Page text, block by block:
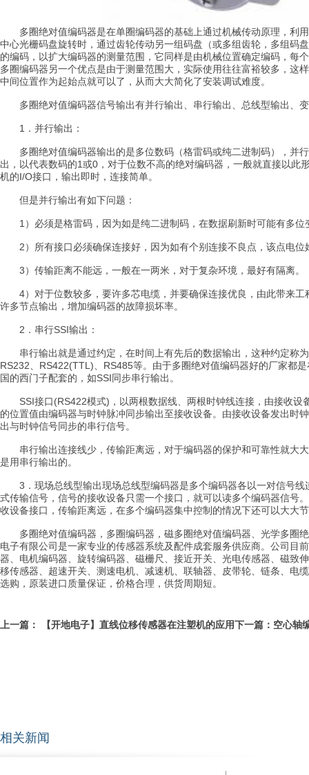
多圈绝对值编码器是在单圈编码器的基础上通过机械传动原理，利
中心光栅码盘旋转时，通过齿轮传动另一组码盘（或多组齿轮，多组码
的编码，以扩大编码器的测量范围，它同样是由机械位置确定编码，每
多圈编码器另一个优点是由于测量范围大，实际使用往往富裕较多，这
中间位置作为起始点就可以了，从而大大简化了安装调试难度。
多圈绝对值编码器信号输出有并行输出、串行输出、总线型输出、
1．并行输出：
多圈绝对值编码器输出的是多位数码（格雷码或纯二进制码），并
出，以代表数码的1或0，对于位数不高的绝对编码器，一般就直接以此
机的I/O接口，输出即时，连接简单。
但是并行输出有如下问题：
1）必须是格雷码，因为如是纯二进制码，在数据刷新时可能有多位
2）所有接口必须确保连接好，因为如有个别连接不良点，该点电位
3）传输距离不能远，一般在一两米，对于复杂环境，最好有隔离。
4）对于位数较多，要许多芯电缆，并要确保连接优良，由此带来工
许多节点输出，增加编码器的故障损坏率。
2．串行SSI输出：
串行输出就是通过约定，在时间上有先后的数据输出，这种约定称
RS232、RS422(TTL)、RS485等。由于多圈绝对值编码器好的厂家都
国的西门子配套的，如SSI同步串行输出。
SSI接口(RS422模式)，以两根数据线、两根时钟线连接，由接收设
的位置值由编码器与时钟脉冲同步输出至接收设备。由接收设备发出时
出与时钟信号同步的串行信号。
串行输出连接线少，传输距离远，对于编码器的保护和可靠性就大
是用串行输出的。
3．现场总线型输出现场总线型编码器是多个编码器各以一对信号线
式传输信号，信号的接收设备只需一个接口，就可以读多个编码器信号
收设备接口，传输距离远，在多个编码器集中控制的情况下还可以大大
多圈绝对值编码器，多圈编码器，磁多圈绝对值编码器、光学多圈
电子有限公司是一家专业的传感器系统及配件成套服务供应商。公司目
器、电机编码器、旋转编码器、磁栅尺、接近开关、光电传感器、磁致
移传感器、超速开关、测速电机、减速机、联轴器、皮带轮、链条、电
选购，原装进口质量保证，价格合理，供货周期短。
上一篇： 【开地电子】直线位移传感器在注塑机的应用下一篇： 空心轴
相关新闻